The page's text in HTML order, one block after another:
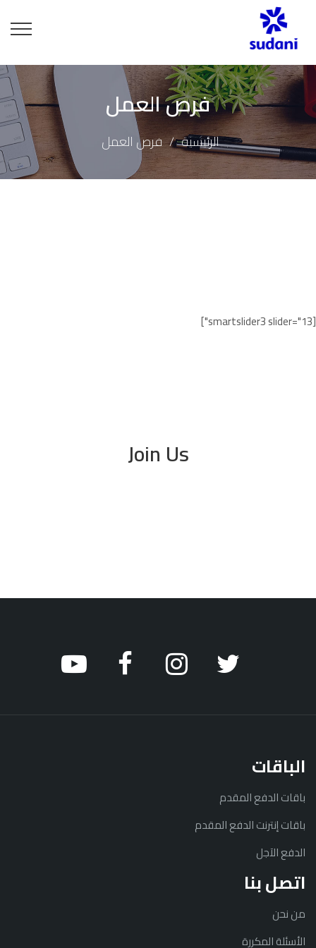
فرص العمل
الرئيسية فرص العمل
[smartslider3 slider="13"]
Join Us
الباقات
باقات الدفع المقدم
باقات إنترنت الدفع المقدم
الدفع الآجل
اتصل بنا
من نحن
الأسئلة المكررة